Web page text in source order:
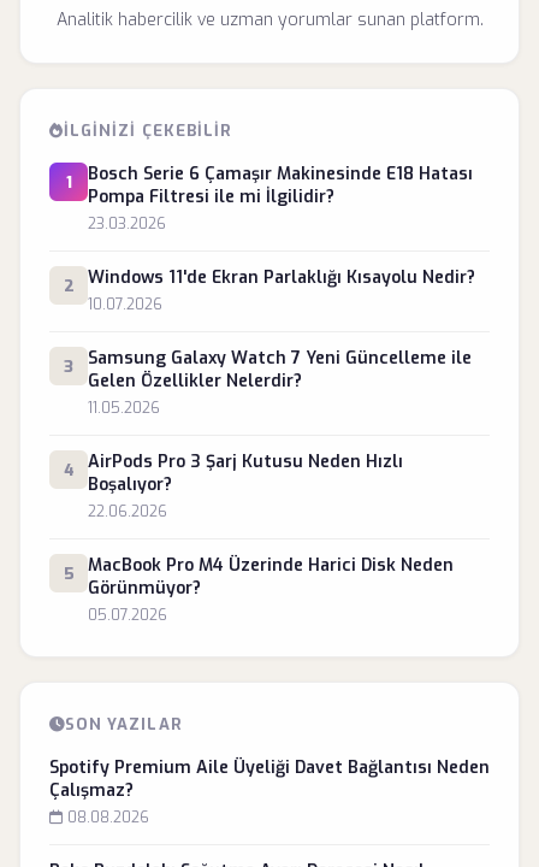
Analitik habercilik ve uzman yorumlar sunan platform.
İLGINIZI ÇEKEBILIR
1
Bosch Serie 6 Çamaşır Makinesinde E18 Hatası
Pompa Filtresi ile mi İlgilidir?
23.03.2026
2 Windows 11'de Ekran Parlaklığı Kısayolu Nedir?
10.07.2026
3
Samsung Galaxy Watch 7 Yeni Güncelleme ile
Gelen Özellikler Nelerdir?
11.05.2026
4
AirPods Pro 3 Şarj Kutusu Neden Hızlı
Boşalıyor?
22.06.2026
5
MacBook Pro M4 Üzerinde Harici Disk Neden
Görünmüyor?
05.07.2026
SON YAZILAR
Spotify Premium Aile Üyeliği Davet Bağlantısı Neden
Çalışmaz?
08.08.2026